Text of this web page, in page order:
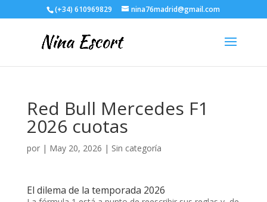
(+34) 610969829 nina76madrid@gmail.com
Red Bull Mercedes F1
2026 cuotas
por | May 20, 2026 | Sin categoría
El dilema de la temporada 2026